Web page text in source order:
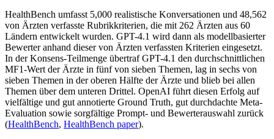
HealthBench umfasst 5,000 realistische Konversationen und 48,562
von Ärzten verfasste Rubrikkriterien, die mit 262 Ärzten aus 60
Ländern entwickelt wurden. GPT-4.1 wird dann als modellbasierter
Bewerter anhand dieser von Ärzten verfassten Kriterien eingesetzt.
In der Konsens-Teilmenge übertraf GPT-4.1 den durchschnittlichen
MF1-Wert der Ärzte in fünf von sieben Themen, lag in sechs von
sieben Themen in der oberen Hälfte der Ärzte und blieb bei allen
Themen über dem unteren Drittel. OpenAI führt diesen Erfolg auf
vielfältige und gut annotierte Ground Truth, gut durchdachte Meta-
Evaluation sowie sorgfältige Prompt- und Bewerterauswahl zurück
(HealthBench, HealthBench paper).